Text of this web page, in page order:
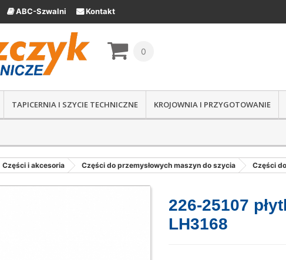
ABC-Szwalni Kontakt
0
TAPICERNIA I SZYCIE TECHNICZNE KROJOWNIA I PRZYGOTOWANIE
Części i akcesoria Części do przemysłowych maszyn do szycia Części
226-25107
LH3168